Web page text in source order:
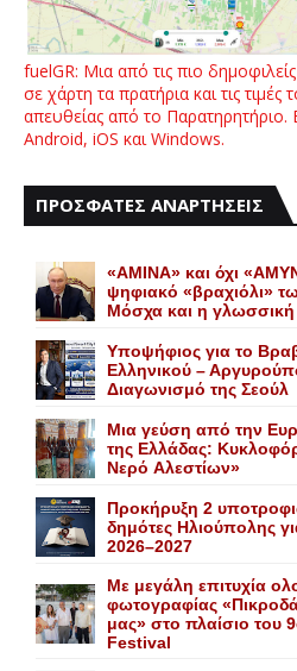
fuelGR: Μια από τις πιο
σε χάρτη τα πρατήρια και τις
απευθείας από το Παρατηρητήριο.
Android, iOS και Windows.
ΠΡΟΣΦΑΤΕΣ ΑΝΑΡΤΗΣΕΙΣ
«AMINA» και όχι
ψηφιακό «βραχιόλι»
Μόσχα και η
Yποψήφιος για το
Ελληνικού –
Διαγωνισμό της Σεούλ
Mια γεύση από την
της Ελλάδας:
Nερό Aλεστίων»
Προκήρυξη 2
δημότες Ηλιούπολης
2026–2027
Με μεγάλη επιτυχία
φωτογραφίας
μας» στο πλαίσιο του
Festival